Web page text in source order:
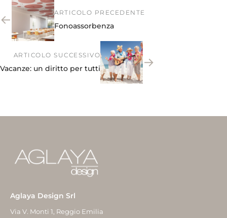
← ARTICOLO PRECEDENTE
Fonoassorbenza
ARTICOLO SUCCESSIVO
Vacanze: un diritto per tutti →
Aglaya Design Srl
Via V. Monti 1, Reggio Emilia